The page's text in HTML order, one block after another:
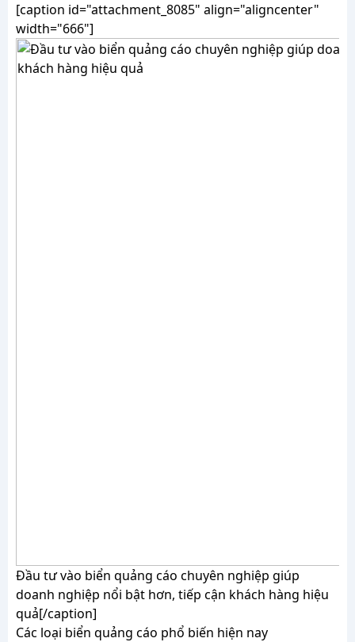
[caption id="attachment_8085" align="aligncenter"
width="666"]
Đầu tư vào biển quảng cáo chuyên nghiệp giúp
doanh nghiệp nổi bật hơn, tiếp cận khách hàng hiệu
quả[/caption]
Các loại biển quảng cáo phổ biến hiện nay